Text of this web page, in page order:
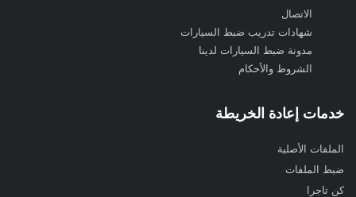
الاتصال
شهادات تدريب ضبط السيارات
مدونة ضبط السيارات لدينا
الشروط والأحكام
خدمات إعادة الخريطة
الملفات الأصلية
ضبط الملفات
كن تاجرا